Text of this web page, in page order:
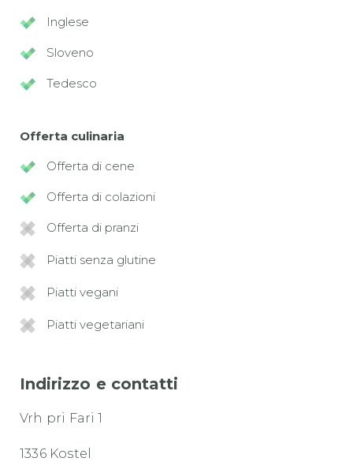
Inglese
Sloveno
Tedesco
Offerta culinaria
Offerta di cene
Offerta di colazioni
Offerta di pranzi
Piatti senza glutine
Piatti vegani
Piatti vegetariani
Indirizzo e contatti
Vrh pri Fari 1
1336 Kostel